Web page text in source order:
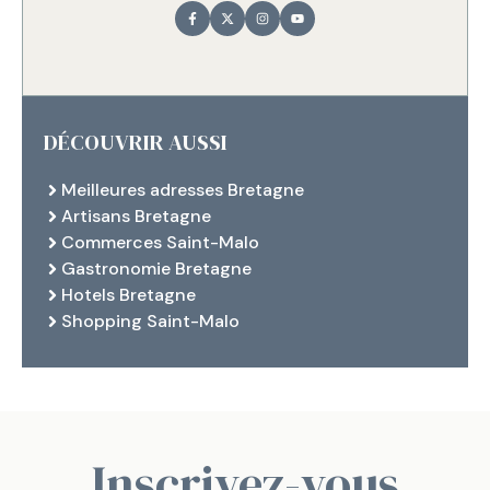
DÉCOUVRIR AUSSI
Meilleures adresses Bretagne
Artisans Bretagne
Commerces Saint-Malo
Gastronomie Bretagne
Hotels Bretagne
Shopping Saint-Malo